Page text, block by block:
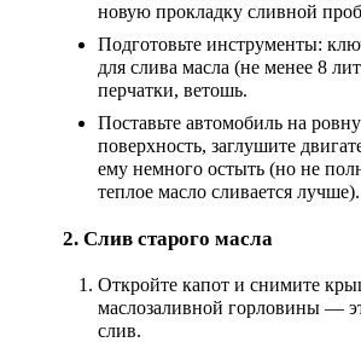
новую прокладку сливной
Подготовьте инструменты:
для слива масла (не менее 8
перчатки, ветошь.
Поставьте автомобиль на
поверхность, заглушите
ему немного остыть (но не
теплое масло сливается лучше).
2. Слив старого масла
Откройте капот и снимите
маслозаливной горловины —
слив.